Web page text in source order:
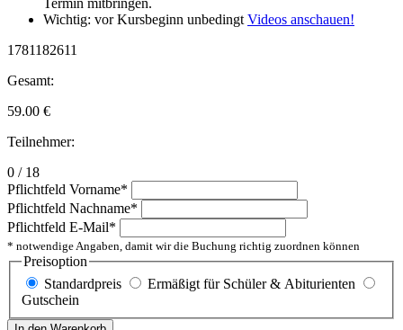
Wichtig: vor Kursbeginn unbedingt Videos anschauen!
1781182611
Gesamt:
59.00 €
Teilnehmer:
0 / 18
Pflichtfeld Vorname*
Pflichtfeld Nachname*
Pflichtfeld E-Mail*
* notwendige Angaben, damit wir die Buchung richtig zuordnen können
Preisoption
Standardpreis
Ermäßigt für Schüler & Abiturienten
Gutschein